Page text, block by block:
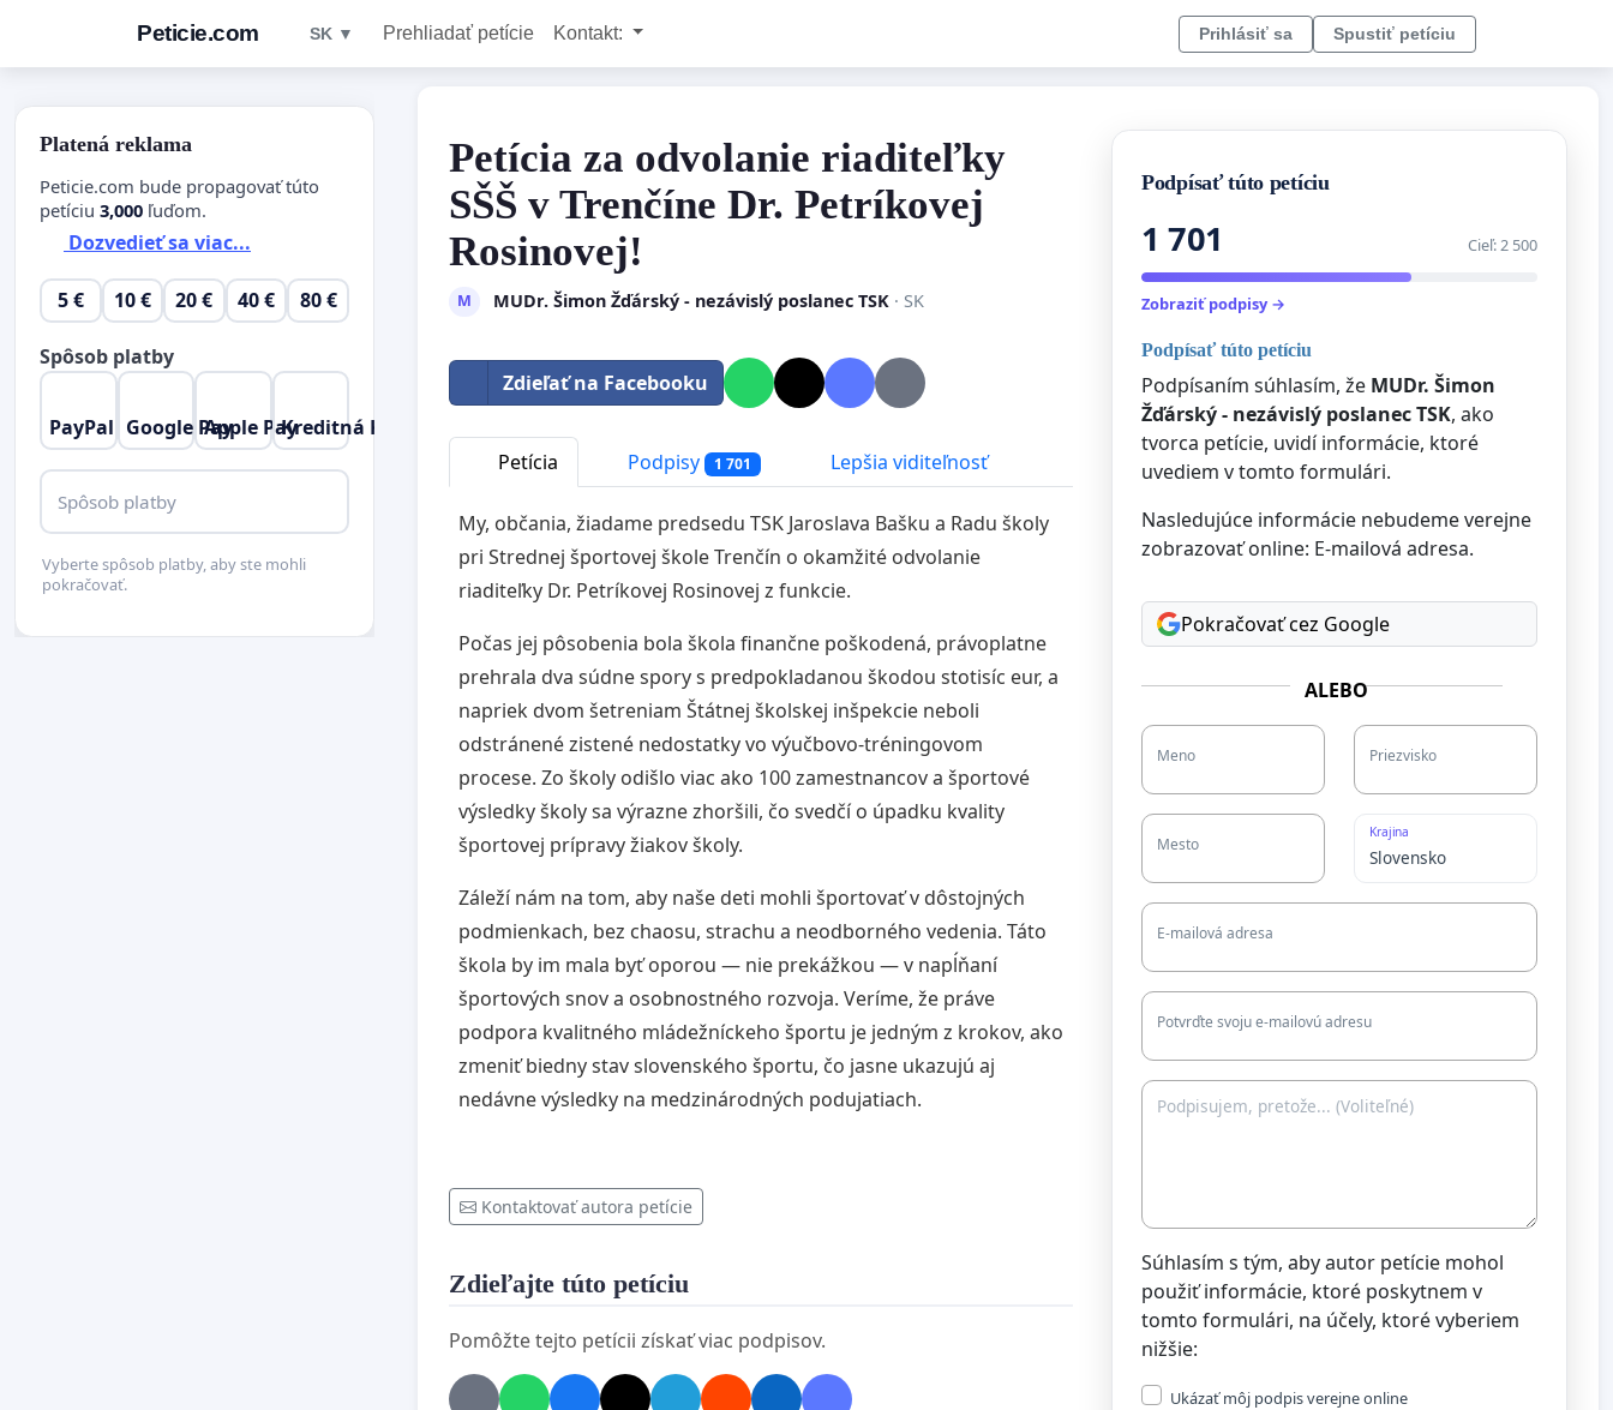
Peticie.com SK ▼ Prehliadať petície Kontakt: Prihlásiť sa Spustiť petíciu
Petícia za odvolanie riaditeľky
SŠŠ v Trenčíne Dr. Petríkovej
Rosinovej!
M MUDr. Šimon Žďárský - nezávislý poslanec TSK· SK
Zdieľať na Facebooku
Petícia Podpisy 1 701 Lepšia viditeľnosť
My, občania, žiadame predsedu TSK Jaroslava Bašku a Radu školy
pri Strednej športovej škole Trenčín o okamžité odvolanie
riaditeľky Dr. Petríkovej Rosinovej z funkcie.
Počas jej pôsobenia bola škola finančne poškodená, právoplatne
prehrala dva súdne spory s predpokladanou škodou stotisíc eur, a
napriek dvom šetreniam Štátnej školskej inšpekcie neboli
odstránené zistené nedostatky vo výučbovo-tréningovom
procese. Zo školy odišlo viac ako 100 zamestnancov a športové
výsledky školy sa výrazne zhoršili, čo svedčí o úpadku kvality
športovej prípravy žiakov školy.
Záleží nám na tom, aby naše deti mohli športovať v dôstojných
podmienkach, bez chaosu, strachu a neodborného vedenia. Táto
škola by im mala byť oporou — nie prekážkou — v napĺňaní
športových snov a osobnostného rozvoja. Veríme, že práve
podpora kvalitného mládežníckeho športu je jedným z krokov, ako
zmeniť biedny stav slovenského športu, čo jasne ukazujú aj
nedávne výsledky na medzinárodných podujatiach.
Kontaktovať autora petície
Zdieľajte túto petíciu
Pomôžte tejto petícii získať viac podpisov.
Podpísať túto petíciu
1 701 Cieľ: 2 500
Zobraziť podpisy →
Podpísať túto petíciu
Podpísaním súhlasím, že MUDr. Šimon
Žďárský - nezávislý poslanec TSK, ako
tvorca petície, uvidí informácie, ktoré
uvediem v tomto formulári.
Nasledujúce informácie nebudeme verejne
zobrazovať online: E-mailová adresa.
Pokračovať cez Google
ALEBO
Meno Priezvisko
Mesto
Krajina
E-mailová adresa
Potvrďte svoju e-mailovú adresu
Súhlasím s tým, aby autor petície mohol
použiť informácie, ktoré poskytnem v
tomto formulári, na účely, ktoré vyberiem
nižšie:
Ukázať môj podpis verejne online
Platená reklama
Peticie.com bude propagovať túto
petíciu 3,000 ľuďom.
Dozvedieť sa viac...
5 € 10 € 20 € 40 € 80 €
Spôsob platby
PayPal Google PayApple PayKreditná Karta
Spôsob platby
Vyberte spôsob platby, aby ste mohli
pokračovať.